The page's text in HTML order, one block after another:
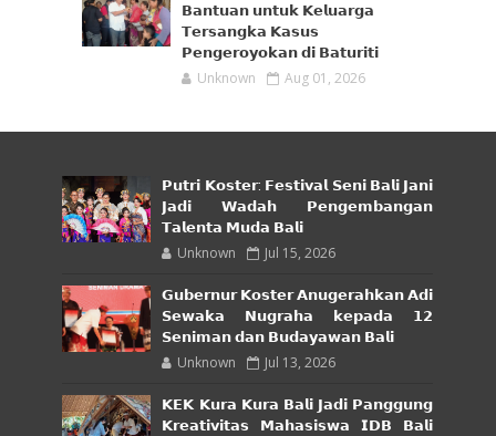
𝗕𝗮𝗻𝘁𝘂𝗮𝗻 𝘂𝗻𝘁𝘂𝗸 𝗞𝗲𝗹𝘂𝗮𝗿𝗴𝗮
𝗧𝗲𝗿𝘀𝗮𝗻𝗴𝗸𝗮 𝗞𝗮𝘀𝘂𝘀
𝗣𝗲𝗻𝗴𝗲𝗿𝗼𝘆𝗼𝗸𝗮𝗻 𝗱𝗶 𝗕𝗮𝘁𝘂𝗿𝗶𝘁𝗶
Unknown Aug 01, 2026
𝗣𝘂𝘁𝗿𝗶 𝗞𝗼𝘀𝘁𝗲𝗿: 𝗙𝗲𝘀𝘁𝗶𝘃𝗮𝗹 𝗦𝗲𝗻𝗶 𝗕𝗮𝗹𝗶 𝗝𝗮𝗻𝗶
𝗝𝗮𝗱𝗶 𝗪𝗮𝗱𝗮𝗵 𝗣𝗲𝗻𝗴𝗲𝗺𝗯𝗮𝗻𝗴𝗮𝗻
𝗧𝗮𝗹𝗲𝗻𝘁𝗮 𝗠𝘂𝗱𝗮 𝗕𝗮𝗹𝗶
Unknown Jul 15, 2026
𝗚𝘂𝗯𝗲𝗿𝗻𝘂𝗿 𝗞𝗼𝘀𝘁𝗲𝗿 𝗔𝗻𝘂𝗴𝗲𝗿𝗮𝗵𝗸𝗮𝗻 𝗔𝗱𝗶
𝗦𝗲𝘄𝗮𝗸𝗮 𝗡𝘂𝗴𝗿𝗮𝗵𝗮 𝗸𝗲𝗽𝗮𝗱𝗮 𝟭𝟮
𝗦𝗲𝗻𝗶𝗺𝗮𝗻 𝗱𝗮𝗻 𝗕𝘂𝗱𝗮𝘆𝗮𝘄𝗮𝗻 𝗕𝗮𝗹𝗶
Unknown Jul 13, 2026
𝗞𝗘𝗞 𝗞𝘂𝗿𝗮 𝗞𝘂𝗿𝗮 𝗕𝗮𝗹𝗶 𝗝𝗮𝗱𝗶 𝗣𝗮𝗻𝗴𝗴𝘂𝗻𝗴
𝗞𝗿𝗲𝗮𝘁𝗶𝘃𝗶𝘁𝗮𝘀 𝗠𝗮𝗵𝗮𝘀𝗶𝘀𝘄𝗮 𝗜𝗗𝗕 𝗕𝗮𝗹𝗶